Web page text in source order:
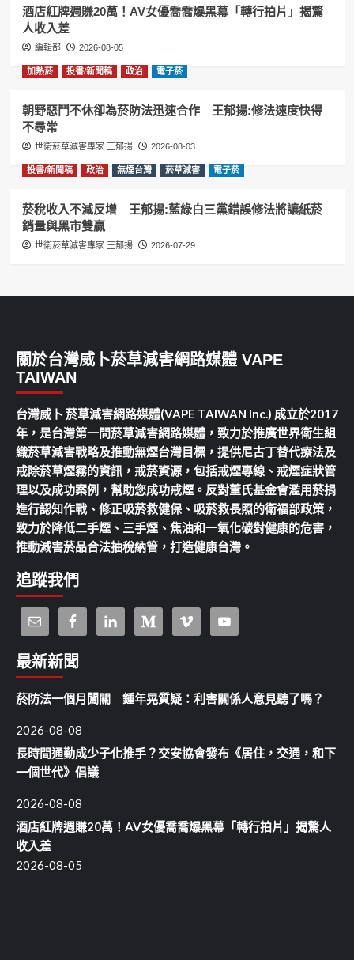
酒店紅牌週賺20萬！AV女優喬喬爆黑幕「轉行拍片」揭驚
人收入差
編輯部 2026-08-05
加熱菸 投書/新聞稿 政治 電子菸
朝野惡鬥不休卻為菸防法迅速合作 王郁揚:修法速度快得
不尋常
世衛菸草減害專家 王郁揚 2026-08-03
投書/新聞稿 政治 無煙台灣 菸草減害 電子菸
菸稅收入不減反增 王郁揚:藍綠白三黨錯誤修法將讓紙菸
銷量與黑市雙贏
世衛菸草減害專家 王郁揚 2026-07-29
關於台灣威卜菸草減害網路媒體 VAPE
TAIWAN
台灣威卜 菸草減害網路媒體(VAPE TAIWAN Inc.) 成立於2017
年，是台灣第一間菸草減害網路媒體，致力於推廣世界衛生組
織菸草減害戰略及推動無煙台灣目標，提供尼古丁替代療法及
戒除菸草煙霧的資訊，戒菸資源，包括戒煙專線、戒煙症狀管
理以及成功案例，幫助您成功戒煙。反對董氏基金會濫用菸捐
進行認知作戰、修正吸菸救健保、吸菸救長照的衛福部政策，
致力於降低二手煙、三手煙、焦油和一氧化碳對健康的危害，
推動減害菸品合法抽稅納管，打造健康台灣。
追蹤我們
最新新聞
菸防法一個月闖關 鍾年晃質疑：利害關係人意見聽了嗎？
2026-08-08
長時間通勤成少子化推手？交安協會發布《居住，交通，和下
一個世代》倡議
2026-08-08
酒店紅牌週賺20萬！AV女優喬喬爆黑幕「轉行拍片」揭驚人
收入差
2026-08-05